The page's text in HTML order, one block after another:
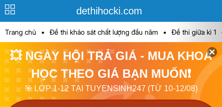
dethihocki.com
Trang chủ • Đề thi khảo sát chất lượng đầu năm • Đề thi giữa kì 1
💥 NGÀY HỘI TRẢ GIÁ - MUA KHOÁ
HỌC THEO GIÁ BẠN MUỐN❗
🎯 LỚP 1-12 TẠI TUYENSINH247 (TỪ 10-12/08)